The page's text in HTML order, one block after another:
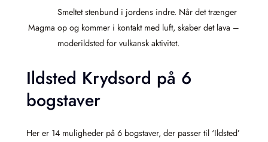
Magma
Smeltet stenbund i jordens indre. Når det trænger
op og kommer i kontakt med luft, skaber det lava –
moderildsted for vulkansk aktivitet.
Ildsted Krydsord på 6
bogstaver
Her er 14 muligheder på 6 bogstaver, der passer til ‘Ildsted’